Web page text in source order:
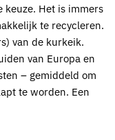
keuze. Het is immers
te recycleren.
van de kurkeik.
van Europa en
– gemiddeld om
te worden. Een